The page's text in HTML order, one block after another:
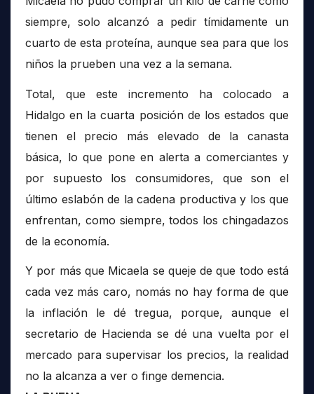
siempre, solo alcanzó a pedir tímidamente un
cuarto de esta proteína, aunque sea para que los
niños la prueben una vez a la semana.
Total, que este incremento ha colocado a
Hidalgo en la cuarta posición de los estados que
tienen el precio más elevado de la canasta
básica, lo que pone en alerta a comerciantes y
por supuesto los consumidores, que son el
último eslabón de la cadena productiva y los que
enfrentan, como siempre, todos los chingadazos
de la economía.
Y por más que Micaela se queje de que todo está
cada vez más caro, nomás no hay forma de que
la inflación le dé tregua, porque, aunque el
secretario de Hacienda se dé una vuelta por el
mercado para supervisar los precios, la realidad
no la alcanza a ver o finge demencia.